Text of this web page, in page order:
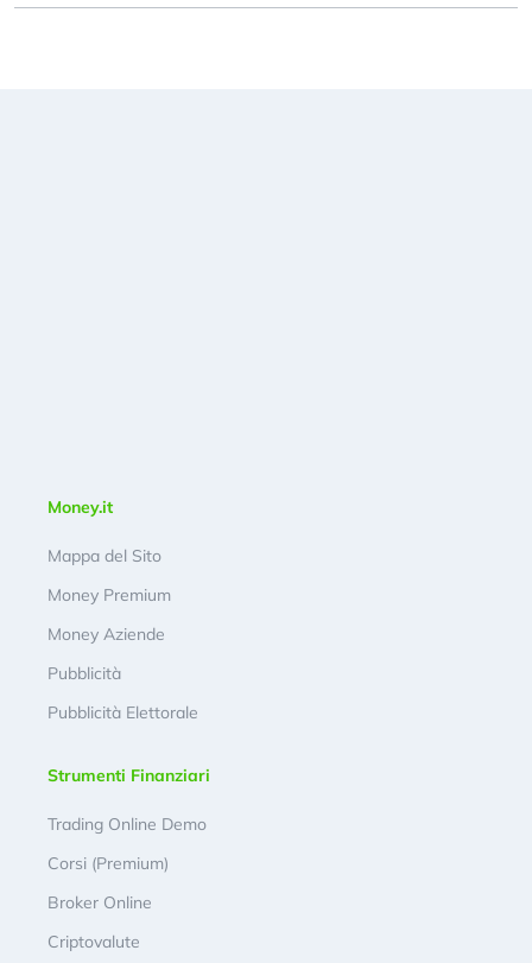
Money.it
Mappa del Sito
Money Premium
Money Aziende
Pubblicità
Pubblicità Elettorale
Strumenti Finanziari
Trading Online Demo
Corsi (Premium)
Broker Online
Criptovalute